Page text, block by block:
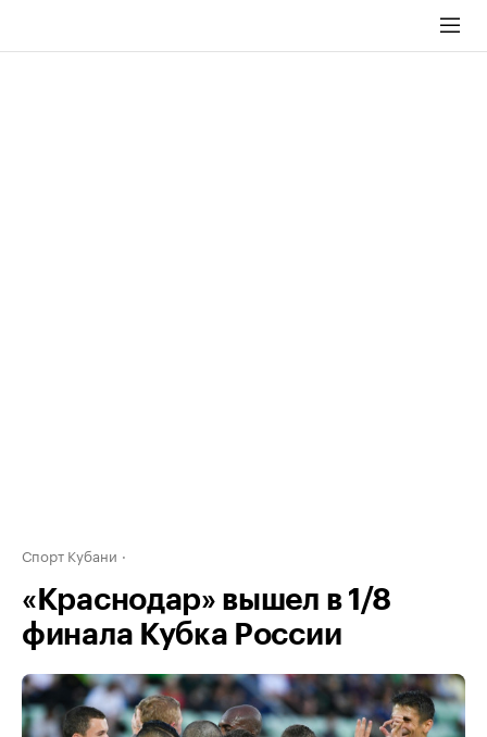
Спорт Кубани
«Краснодар» вышел в 1/8
финала Кубка России